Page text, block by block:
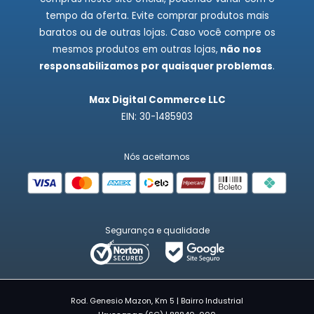
tempo da oferta. Evite comprar produtos mais
baratos ou de outras lojas. Caso você compre os
mesmos produtos em outras lojas, não nos
responsabilizamos por quaisquer problemas.
Max Digital Commerce LLC
EIN: 30-1485903
Nós aceitamos
Segurança e qualidade
Rod. Genesio Mazon, Km 5 | Bairro Industrial